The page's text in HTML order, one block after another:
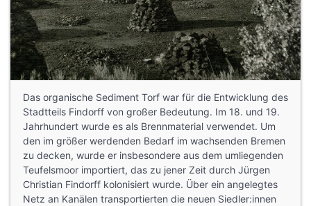
Das organische Sediment Torf war für die Entwicklung des
Stadtteils Findorff von großer Bedeutung. Im 18. und 19.
Jahrhundert wurde es als Brennmaterial verwendet. Um
den im größer werdenden Bedarf im wachsenden Bremen
zu decken, wurde er insbesondere aus dem umliegenden
Teufelsmoor importiert, das zu jener Zeit durch Jürgen
Christian Findorff kolonisiert wurde. Über ein angelegtes
Netz an Kanälen transportierten die neuen Siedler:innen